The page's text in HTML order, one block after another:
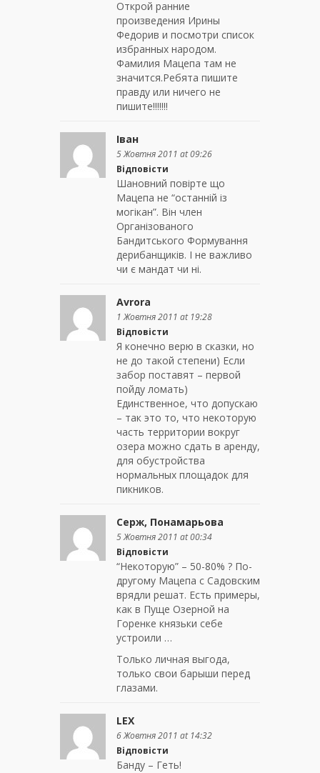
Открой ранние
произведения Ирины
Федорив и посмотри список
избранных народом.
Фамилия Мацепа там не
значится.Ребята пишите
правду или ничего не
пишите!!!!!!!
Іван
5 Жовтня 2011 at 09:26
Відповісти
Шановний повірте що
Мацепа не “останній із
могікан”. Він член
Організованого
Бандитського Формування
дерибанщиків. І не важливо
чи є мандат чи ні.
Avrora
1 Жовтня 2011 at 19:28
Відповісти
Я конечно верю в сказки, но
не до такой степени) Если
забор поставят – первой
пойду ломать)
Единственное, что допускаю
– так это то, что некоторую
часть территории вокруг
озера можно сдать в аренду,
для обустройства
нормальных площадок для
пикников.
Серж, Понамарьова
5 Жовтня 2011 at 00:34
Відповісти
“Некоторую” – 50-80% ? По-
другому Мацепа с Садовским
врядли решат. Есть примеры,
как в Пуще Озерной на
Горенке князьки себе
устроили …
Только личная выгода,
только свои барыши перед
глазами.
LEX
6 Жовтня 2011 at 14:32
Відповісти
Банду – Геть!